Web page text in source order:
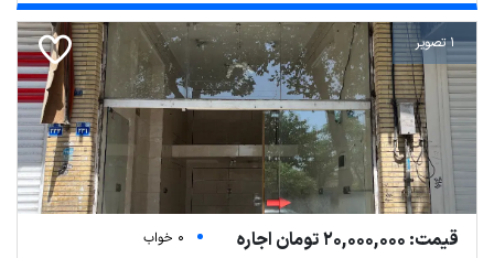
1 تصویر
قیمت: 20,000,000 تومان اجاره
0 خواب